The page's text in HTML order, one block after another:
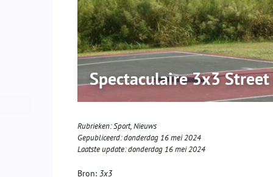
Spectaculaire 3x3
Rubrieken:Sport,Nieuws
Gepubliceerd:donderdag 16 mei 2024
Laatste update:donderdag 16 mei 2024
Bron: 3x3